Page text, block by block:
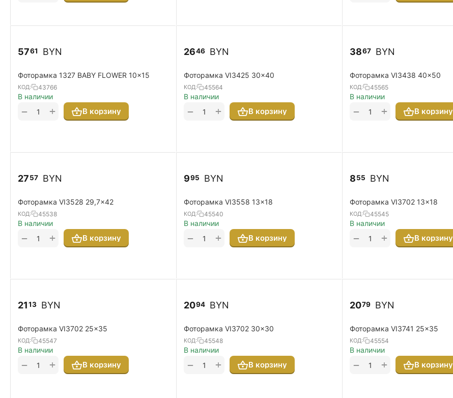
5761 BYN
Фоторамка 1327 BABY FLOWER 10x15
КОД: 43766
В наличии
В корзину
+
−
2646 BYN
Фоторамка VI3425 30x40
КОД: 45564
В наличии
В корзину
+
−
3867 BYN
Фоторамка VI3438 40x50
КОД: 45565
В наличии
В корзину
+
−
2757 BYN
Фоторамка VI3528 29,7x42
КОД: 45538
В наличии
В корзину
+
−
995 BYN
Фоторамка VI3558 13x18
КОД: 45540
В наличии
В корзину
+
−
855 BYN
Фоторамка VI3702 13x18
КОД: 45545
В наличии
В корзину
+
−
2113 BYN
Фоторамка VI3702 25x35
КОД: 45547
В наличии
В корзину
+
−
2094 BYN
Фоторамка VI3702 30x30
КОД: 45548
В наличии
В корзину
+
−
2079 BYN
Фоторамка VI3741 25x35
КОД: 45554
В наличии
В корзину
+
−